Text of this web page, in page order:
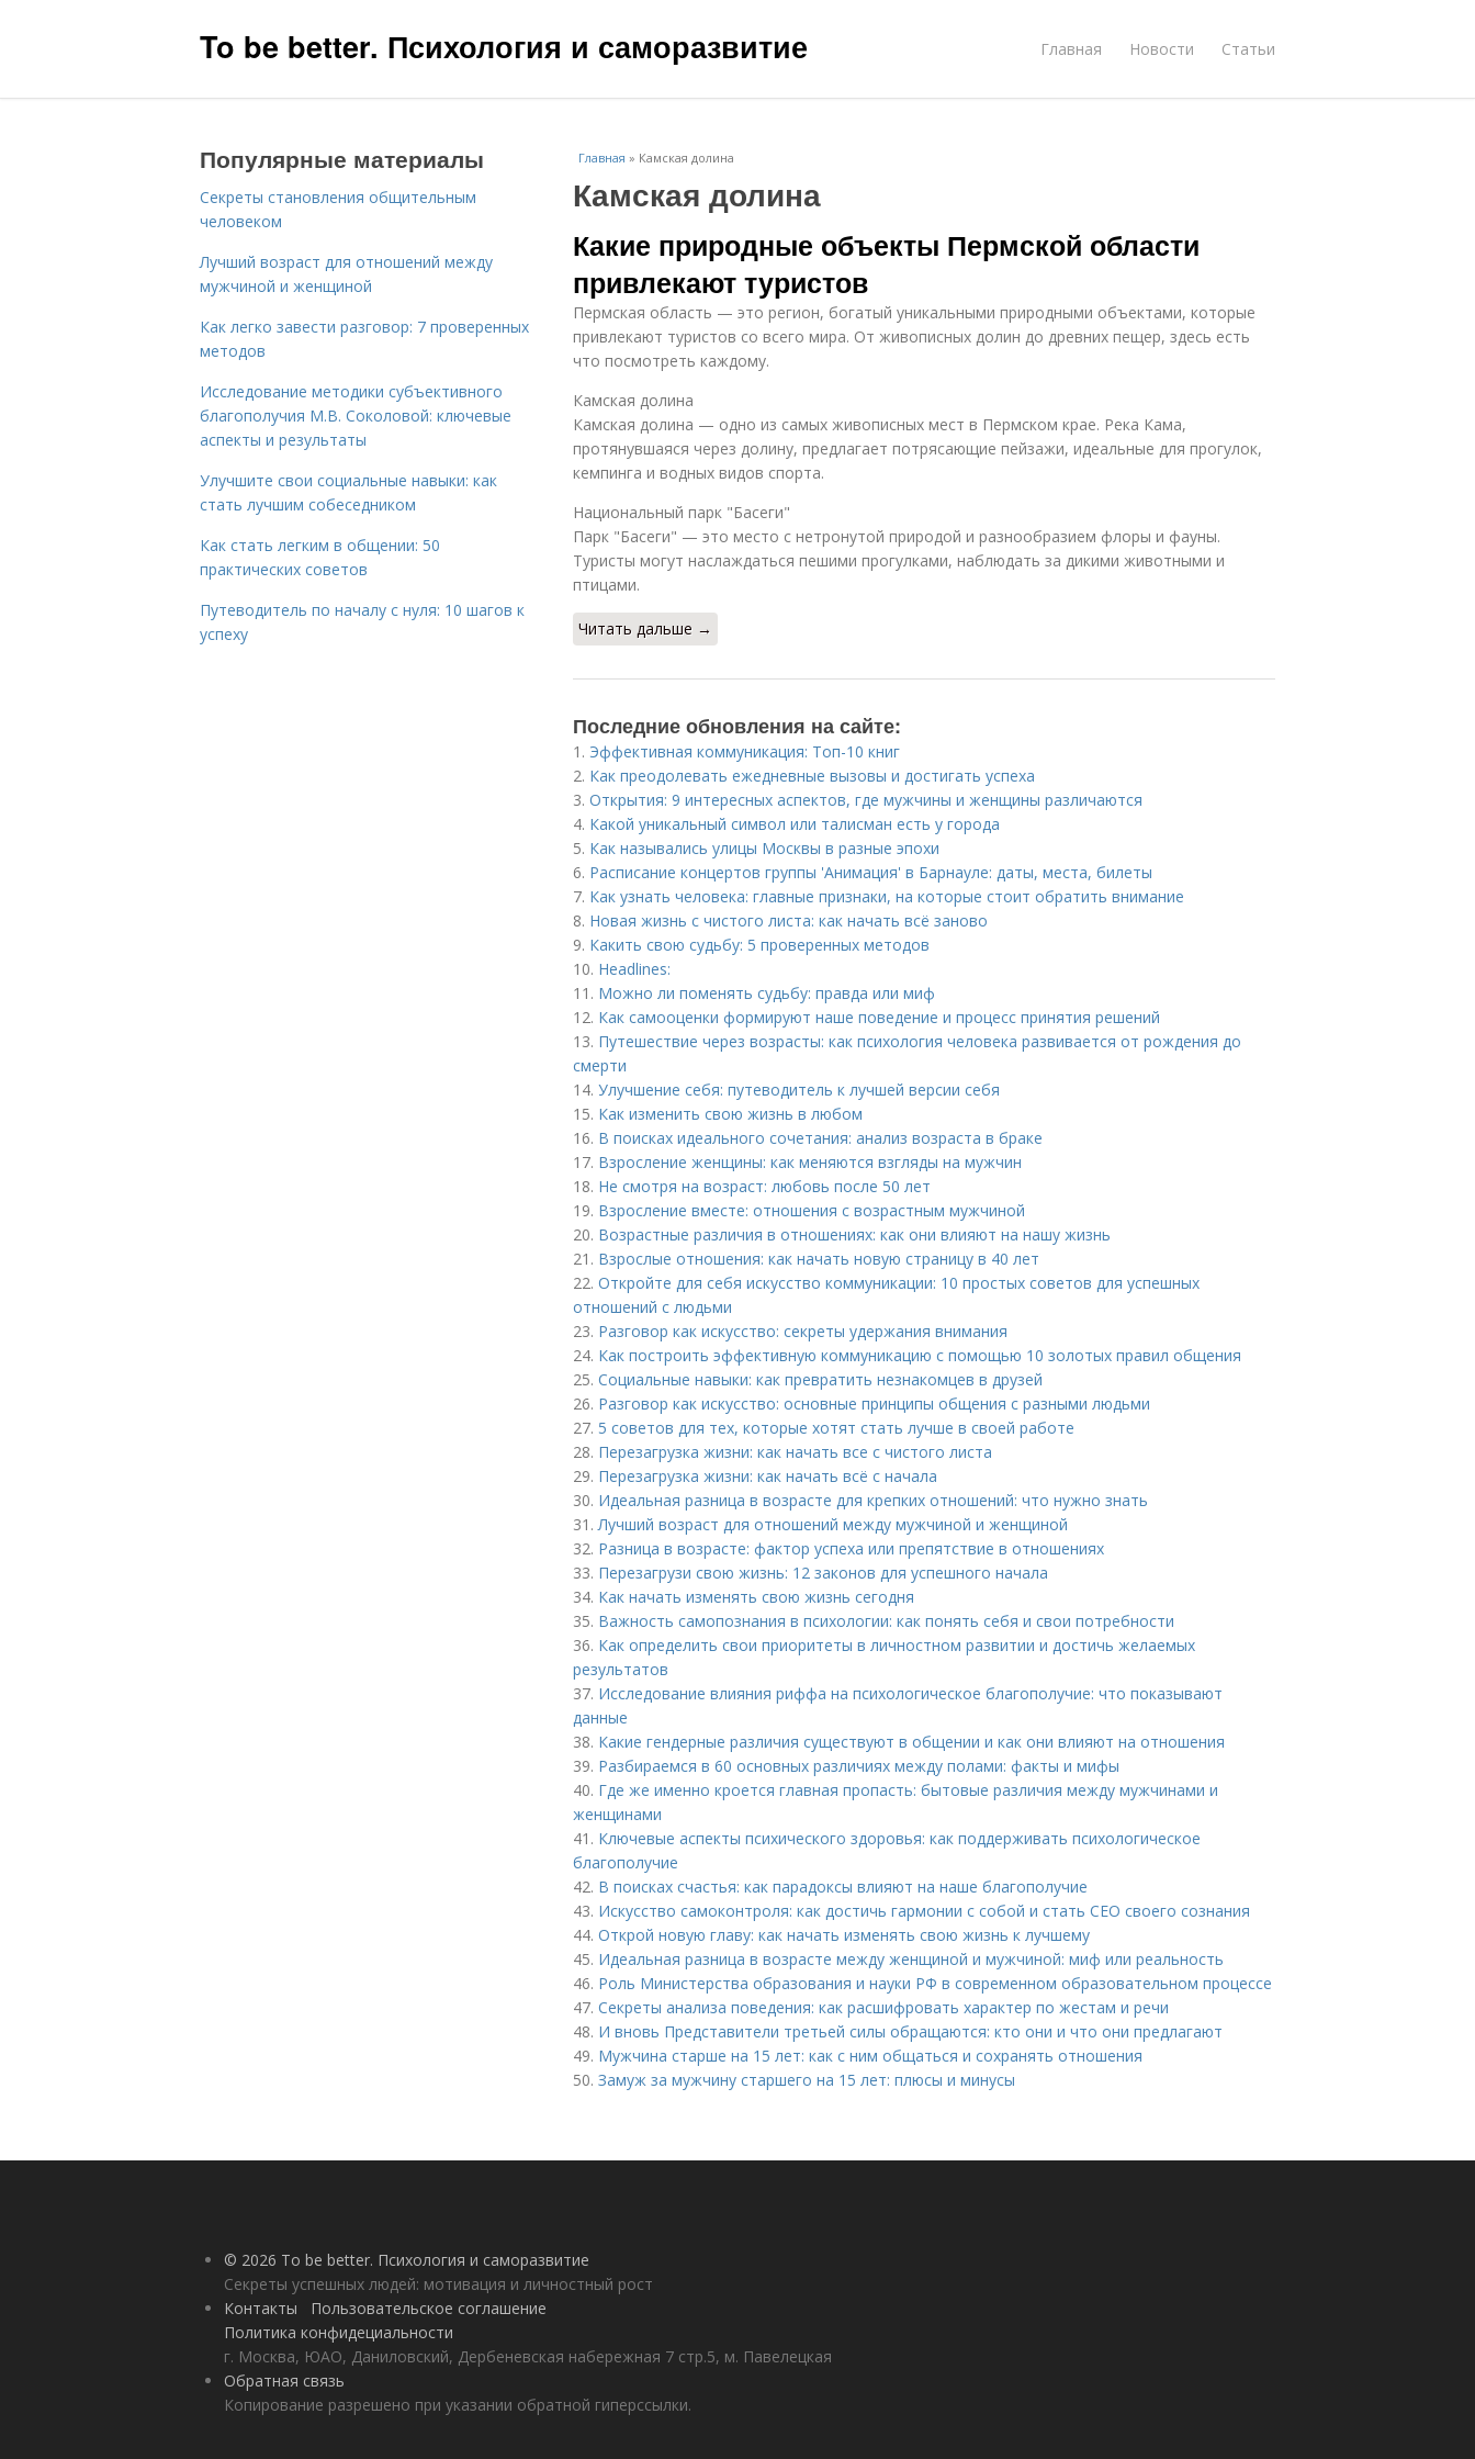
To be better. Психология и саморазвитие Главная Новости Статьи
Главная » Камская долина
Камская долина
Какие природные объекты Пермской области
привлекают туристов
Пермская область — это регион, богатый уникальными природными объектами, которые
привлекают туристов со всего мира. От живописных долин до древних пещер, здесь есть
что посмотреть каждому.
Камская долина
Камская долина — одно из самых живописных мест в Пермском крае. Река Кама,
протянувшаяся через долину, предлагает потрясающие пейзажи, идеальные для прогулок,
кемпинга и водных видов спорта.
Национальный парк "Басеги"
Парк "Басеги" — это место с нетронутой природой и разнообразием флоры и фауны.
Туристы могут наслаждаться пешими прогулками, наблюдать за дикими животными и
птицами.
Читать дальше →
Последние обновления на сайте:
1. Эффективная коммуникация: Топ-10 книг
2. Как преодолевать ежедневные вызовы и достигать успеха
3. Открытия: 9 интересных аспектов, где мужчины и женщины различаются
4. Какой уникальный символ или талисман есть у города
5. Как назывались улицы Москвы в разные эпохи
6. Расписание концертов группы 'Анимация' в Барнауле: даты, места, билеты
7. Как узнать человека: главные признаки, на которые стоит обратить внимание
8. Новая жизнь с чистого листа: как начать всё заново
9. Какить свою судьбу: 5 проверенных методов
10. Headlines:
11. Можно ли поменять судьбу: правда или миф
12. Как самооценки формируют наше поведение и процесс принятия решений
13. Путешествие через возрасты: как психология человека развивается от рождения до
смерти
14. Улучшение себя: путеводитель к лучшей версии себя
15. Как изменить свою жизнь в любом
16. В поисках идеального сочетания: анализ возраста в браке
17. Взросление женщины: как меняются взгляды на мужчин
18. Не смотря на возраст: любовь после 50 лет
19. Взросление вместе: отношения с возрастным мужчиной
20. Возрастные различия в отношениях: как они влияют на нашу жизнь
21. Взрослые отношения: как начать новую страницу в 40 лет
22. Откройте для себя искусство коммуникации: 10 простых советов для успешных
отношений с людьми
23. Разговор как искусство: секреты удержания внимания
24. Как построить эффективную коммуникацию с помощью 10 золотых правил общения
25. Социальные навыки: как превратить незнакомцев в друзей
26. Разговор как искусство: основные принципы общения с разными людьми
27. 5 советов для тех, которые хотят стать лучше в своей работе
28. Перезагрузка жизни: как начать все с чистого листа
29. Перезагрузка жизни: как начать всё с начала
30. Идеальная разница в возрасте для крепких отношений: что нужно знать
31.Лучший возраст для отношений между мужчиной и женщиной
32. Разница в возрасте: фактор успеха или препятствие в отношениях
33. Перезагрузи свою жизнь: 12 законов для успешного начала
34. Как начать изменять свою жизнь сегодня
35. Важность самопознания в психологии: как понять себя и свои потребности
36. Как определить свои приоритеты в личностном развитии и достичь желаемых
результатов
37. Исследование влияния риффа на психологическое благополучие: что показывают
данные
38. Какие гендерные различия существуют в общении и как они влияют на отношения
39. Разбираемся в 60 основных различиях между полами: факты и мифы
40. Где же именно кроется главная пропасть: бытовые различия между мужчинами и
женщинами
41. Ключевые аспекты психического здоровья: как поддерживать психологическое
благополучие
42. В поисках счастья: как парадоксы влияют на наше благополучие
43. Искусство самоконтроля: как достичь гармонии с собой и стать CEO своего сознания
44. Открой новую главу: как начать изменять свою жизнь к лучшему
45. Идеальная разница в возрасте между женщиной и мужчиной: миф или реальность
46. Роль Министерства образования и науки РФ в современном образовательном процессе
47. Секреты анализа поведения: как расшифровать характер по жестам и речи
48. И вновь Представители третьей силы обращаются: кто они и что они предлагают
49. Мужчина старше на 15 лет: как с ним общаться и сохранять отношения
50. Замуж за мужчину старшего на 15 лет: плюсы и минусы
Популярные материалы
Секреты становления общительным
человеком
Лучший возраст для отношений между
мужчиной и женщиной
Как легко завести разговор: 7 проверенных
методов
Исследование методики субъективного
благополучия М.В. Соколовой: ключевые
аспекты и результаты
Улучшите свои социальные навыки: как
стать лучшим собеседником
Как стать легким в общении: 50
практических советов
Путеводитель по началу с нуля: 10 шагов к
успеху
© 2026 To be better. Психология и саморазвитие
Секреты успешных людей: мотивация и личностный рост
Контакты
Пользовательское соглашение
Политика конфидециальности
г. Москва, ЮАО, Даниловский, Дербеневская набережная 7 стр.5, м. Павелецкая
Обратная связь
Копирование разрешено при указании обратной гиперссылки.